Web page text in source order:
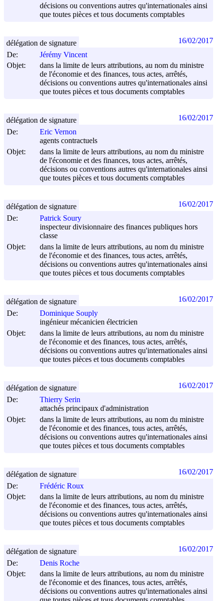
décisions ou conventions autres qu'internationales ainsi
que toutes pièces et tous documents comptables
De:
Jérémy Vincent
Objet:
dans la limite de leurs attributions, au nom du ministre
de l'économie et des finances, tous actes, arrêtés,
décisions ou conventions autres qu'internationales ainsi
que toutes pièces et tous documents comptables
délégation de signature 16/02/2017
De:
Eric Vernon
agents contractuels
Objet:
dans la limite de leurs attributions, au nom du ministre
de l'économie et des finances, tous actes, arrêtés,
décisions ou conventions autres qu'internationales ainsi
que toutes pièces et tous documents comptables
délégation de signature 16/02/2017
De:
Patrick Soury
inspecteur divisionnaire des finances publiques hors
classe
Objet:
dans la limite de leurs attributions, au nom du ministre
de l'économie et des finances, tous actes, arrêtés,
décisions ou conventions autres qu'internationales ainsi
que toutes pièces et tous documents comptables
délégation de signature 16/02/2017
De:
Dominique Souply
ingénieur mécanicien électricien
Objet:
dans la limite de leurs attributions, au nom du ministre
de l'économie et des finances, tous actes, arrêtés,
décisions ou conventions autres qu'internationales ainsi
que toutes pièces et tous documents comptables
délégation de signature 16/02/2017
De:
Thierry Serin
attachés principaux d'administration
Objet:
dans la limite de leurs attributions, au nom du ministre
de l'économie et des finances, tous actes, arrêtés,
décisions ou conventions autres qu'internationales ainsi
que toutes pièces et tous documents comptables
délégation de signature 16/02/2017
De:
Frédéric Roux
Objet:
dans la limite de leurs attributions, au nom du ministre
de l'économie et des finances, tous actes, arrêtés,
décisions ou conventions autres qu'internationales ainsi
que toutes pièces et tous documents comptables
délégation de signature 16/02/2017
De:
Denis Roche
Objet:
dans la limite de leurs attributions, au nom du ministre
de l'économie et des finances, tous actes, arrêtés,
décisions ou conventions autres qu'internationales ainsi
délégation de signature 16/02/2017